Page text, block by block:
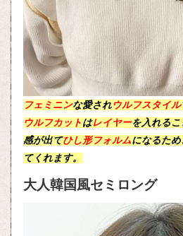
フェミニンな愛されウルフスタイル
ウルフカット はレイヤーを入れるこ
感が出てひし形フォルムになるため
てくれます。
大人韓国風セミロング